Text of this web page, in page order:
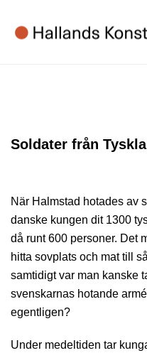
Soldater från
När Halmstad hotades av
danske kungen dit 1300
då runt 600 personer. Det
hitta sovplats och mat till
samtidigt var man kanske
svenskarnas hotande
egentligen?
Under medeltiden tar